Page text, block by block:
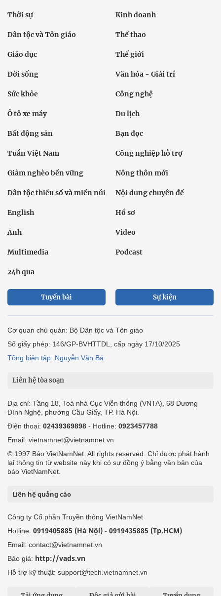
Thời sự Kinh doanh
Dân tộc và Tôn giáo Thể thao
Giáo dục Thế giới
Đời sống Văn hóa - Giải trí
Sức khỏe Công nghệ
Ô tô xe máy Du lịch
Bất động sản Bạn đọc
Tuần Việt Nam Công nghiệp hỗ trợ
Giảm nghèo bền vững Nông thôn mới
Dân tộc thiểu số và miền núi Nội dung chuyên đề
English Hồ sơ
Ảnh Video
Multimedia Podcast
24h qua
Tuyến bài Sự kiện
Cơ quan chủ quản: Bộ Dân tộc và Tôn giáo
Số giấy phép: 146/GP-BVHTTDL, cấp ngày 17/10/2025
Tổng biên tập: Nguyễn Văn Bá
Liên hệ tòa soạn
Địa chỉ: Tầng 18, Toà nhà Cục Viễn thông (VNTA), 68 Dương
Đình Nghệ, phường Cầu Giấy, TP. Hà Nội.
Điện thoại: 02439369898 - Hotline: 0923457788
Email: vietnamnet@vietnamnet.vn
© 1997 Báo VietNamNet. All rights reserved. Chỉ được phát hành
lại thông tin từ website này khi có sự đồng ý bằng văn bản của
báo VietNamNet.
Liên hệ quảng cáo
Công ty Cổ phần Truyền thông VietNamNet
Hotline: 0919405885 (Hà Nội) - 0919435885 (Tp.HCM)
Email: contact@vietnamnet.vn
Báo giá: http://vads.vn
Hỗ trợ kỹ thuật: support@tech.vietnamnet.vn